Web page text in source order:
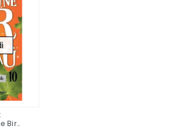
Bir